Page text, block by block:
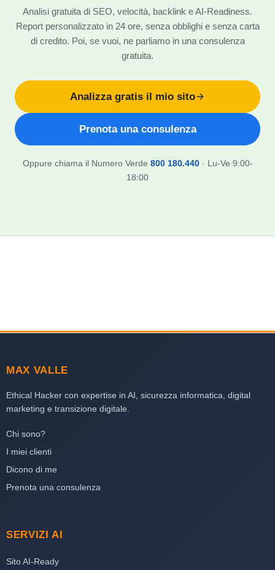
Analisi gratuita di SEO, velocità, backlink e AI-Readiness.
Report personalizzato in 24 ore, senza obblighi e senza carta
di credito. Poi, se vuoi, ne parliamo in una consulenza
gratuita.
Analizza gratis il mio sito
Prenota una consulenza
Oppure chiama il Numero Verde 800 180.440· Lu-Ve 9:00-
18:00
MAX VALLE
Ethical Hacker con expertise in AI, sicurezza informatica, digital
marketing e transizione digitale.
Chi sono?
I miei clienti
Dicono di me
Prenota una consulenza
SERVIZI AI
Sito AI-Ready